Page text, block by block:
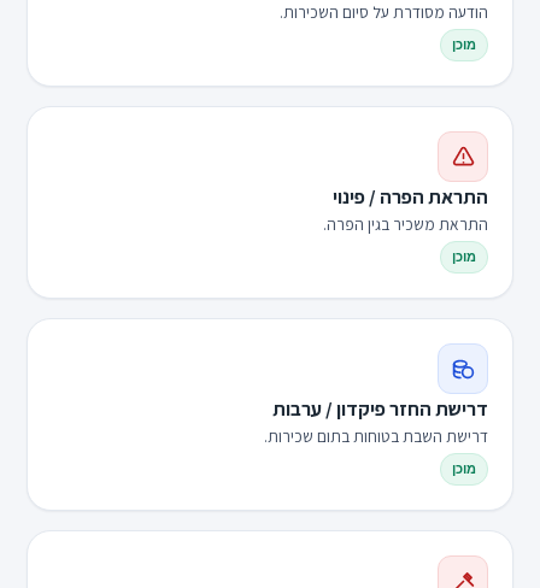
הודעה מסודרת על סיום השכירות.
מוכן
התראת הפרה / פינוי
התראת משכיר בגין הפרה.
מוכן
דרישת החזר פיקדון / ערבות
דרישת השבת בטוחות בתום שכירות.
מוכן